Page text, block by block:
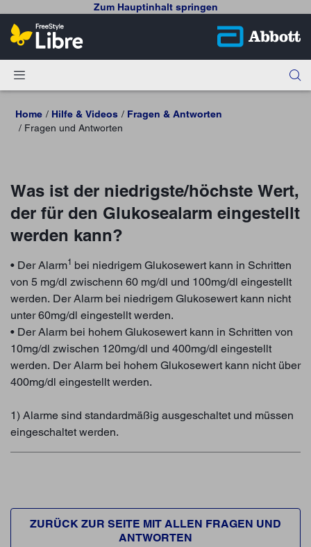
Zum Hauptinhalt springen
Home Hilfe & Videos
Fragen & Antworten
Fragen und Antworten
Was ist der niedrigste/höchste Wert,
der für den Glukosealarm eingestellt
werden kann?
• Der Alarm1 bei niedrigem Glukosewert kann in Schritten
von 5 mg/dl zwischenn 60 mg/dl und 100mg/dl eingestellt
werden. Der Alarm bei niedrigem Glukosewert kann nicht
unter 60mg/dl eingestellt werden.
• Der Alarm bei hohem Glukosewert kann in Schritten von
10mg/dl zwischen 120mg/dl und 400mg/dl eingestellt
werden. Der Alarm bei hohem Glukosewert kann nicht über
400mg/dl eingestellt werden.
1) Alarme sind standardmäßig ausgeschaltet und müssen
eingeschaltet werden.
ZURÜCK ZUR SEITE MIT ALLEN FRAGEN UND
ANTWORTEN